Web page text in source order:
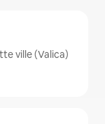
ville (Valica)